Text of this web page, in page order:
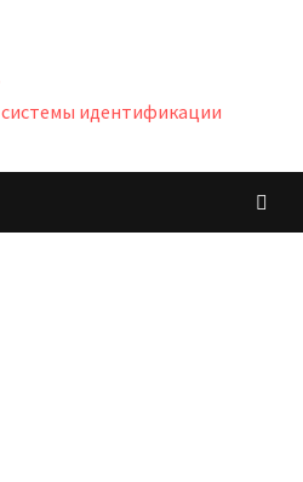
идентификации